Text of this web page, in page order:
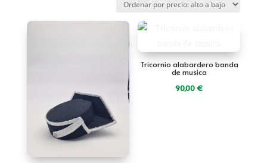
precio:
alto
Tricornio alabardero banda
de musica
90,00€